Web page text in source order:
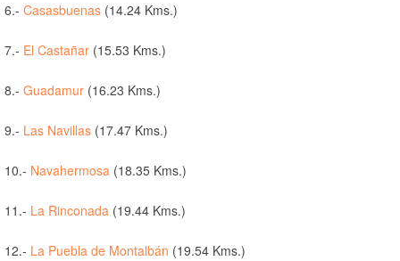
6.- Casasbuenas (14.24 Kms.)
7.- El Castañar (15.53 Kms.)
8.- Guadamur (16.23 Kms.)
9.- Las Navillas (17.47 Kms.)
10.- Navahermosa (18.35 Kms.)
11.- La Rinconada (19.44 Kms.)
12.- La Puebla de Montalbán (19.54 Kms.)